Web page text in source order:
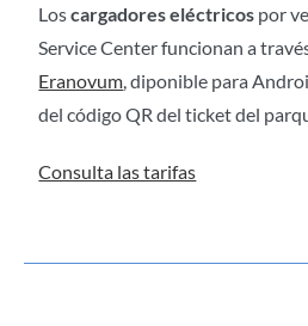
Loscargadores eléctricos por
Service Center funcionan a
Eranovum, diponible para
del código QR del ticket del
Consulta las tarifas